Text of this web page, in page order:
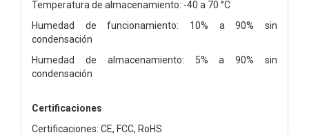
Temperatura de almacenamiento: -40 a 70 °C
Humedad de funcionamiento: 10% a 90% sin
condensación
Humedad de almacenamiento: 5% a 90% sin
condensación
Certificaciones
Certificaciones: CE, FCC, RoHS